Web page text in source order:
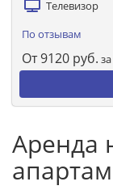
Телевизор
По отзывам
От9120 руб.
Аренда